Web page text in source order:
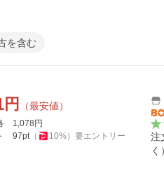
を含む
円 （最安値）
1,078 円
97pt（ 10%） 要エントリー
注
く）